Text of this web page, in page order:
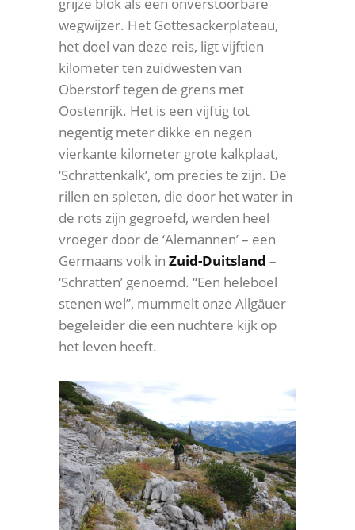
wegwijzer. Het Gottesackerplateau,
het doel van deze reis, ligt vijftien
kilometer ten zuidwesten van
Oberstorf tegen de grens met
Oostenrijk. Het is een vijftig tot
negentig meter dikke en negen
vierkante kilometer grote kalkplaat,
‘Schrattenkalk’, om precies te zijn. De
rillen en spleten, die door het water in
de rots zijn gegroefd, werden heel
vroeger door de ‘Alemannen’ – een
Germaans volk in Zuid-Duitsland –
‘Schratten’ genoemd. “Een heleboel
stenen wel”, mummelt onze Allgäuer
begeleider die een nuchtere kijk op
het leven heeft.